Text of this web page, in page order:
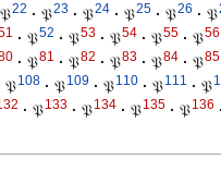
𝔓22 · 𝔓23 · 𝔓24 · 𝔓25 · 𝔓26 · 𝔓
· 𝔓52 · 𝔓53 · 𝔓54 · 𝔓55 · 𝔓56
· 𝔓81 · 𝔓82 · 𝔓83 · 𝔓84 · 𝔓85
𝔓108 · 𝔓109 · 𝔓110 · 𝔓111 · 𝔓
· 𝔓133 · 𝔓134 · 𝔓135 · 𝔓136 ·